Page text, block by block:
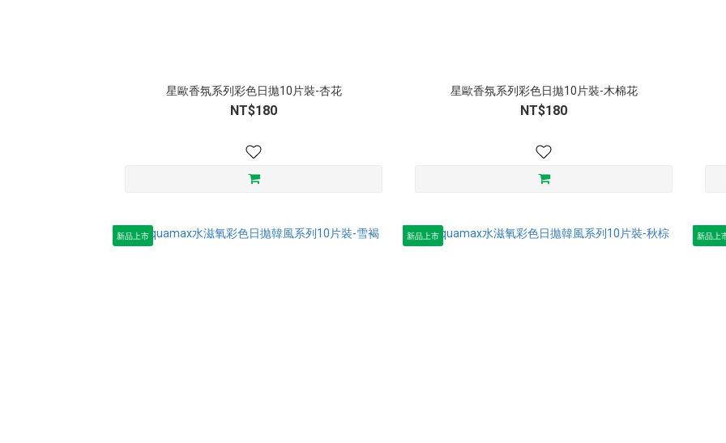
星歐香氛系列彩色日拋10片裝-杏花
NT$180
星歐香氛系列彩色日拋10片裝-木棉花
NT$180
新品上市 新品上市 新品上